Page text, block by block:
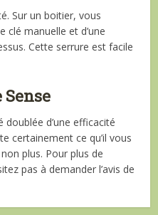
Sur un boitier, vous
clé manuelle et d’une
Cette serrure est facile
doublée d’une efficacité
certainement ce qu’il vous
plus. Pour plus de
pas à demander l’avis de